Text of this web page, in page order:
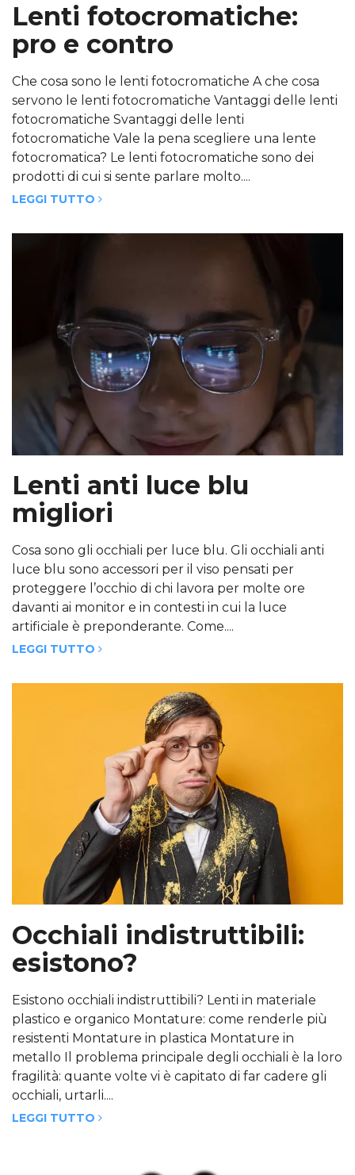
Lenti fotocromatiche:
pro e contro
Che cosa sono le lenti fotocromatiche A che cosa
servono le lenti fotocromatiche Vantaggi delle lenti
fotocromatiche Svantaggi delle lenti
fotocromatiche Vale la pena scegliere una lente
fotocromatica? Le lenti fotocromatiche sono dei
prodotti di cui si sente parlare molto....
LEGGI TUTTO
Lenti anti luce blu
migliori
Cosa sono gli occhiali per luce blu. Gli occhiali anti
luce blu sono accessori per il viso pensati per
proteggere l’occhio di chi lavora per molte ore
davanti ai monitor e in contesti in cui la luce
artificiale è preponderante. Come....
LEGGI TUTTO
Occhiali indistruttibili:
esistono?
Esistono occhiali indistruttibili? Lenti in materiale
plastico e organico Montature: come renderle più
resistenti Montature in plastica Montature in
metallo Il problema principale degli occhiali è la loro
fragilità: quante volte vi è capitato di far cadere gli
occhiali, urtarli....
LEGGI TUTTO